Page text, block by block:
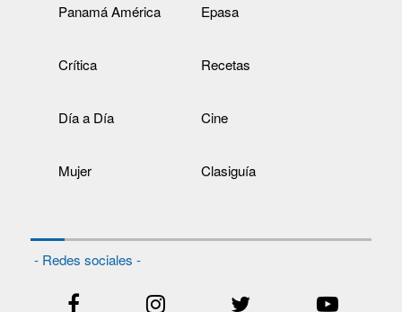
Panamá América Epasa
Crítica Recetas
Día a Día Cine
Mujer Clasiguía
- Redes sociales -